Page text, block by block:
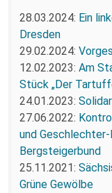
28.03.2024: Ein
Dresden
29.02.2024:
12.02.2023: Am
Stück „Der
24.01.2023:
27.06.2022:
und
Bergsteigerbund
25.11.2021:
Grüne Gewölbe